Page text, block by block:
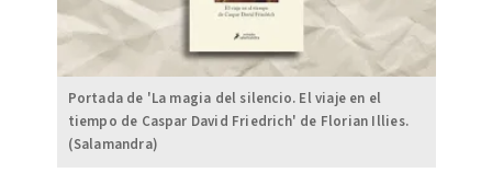
Portada de 'La magia del silencio. El viaje en el
tiempo de Caspar David Friedrich' de Florian Illies.
(Salamandra)